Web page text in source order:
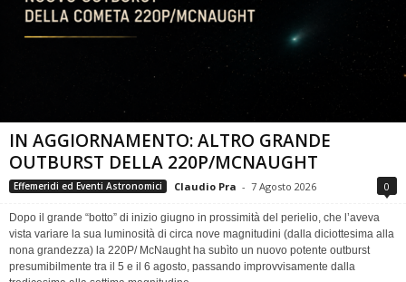
IN AGGIORNAMENTO: ALTRO GRANDE
OUTBURST DELLA 220P/MCNAUGHT
Effemeridi ed Eventi Astronomici Claudio Pra - 7 Agosto 2026 0
Dopo il grande “botto” di inizio giugno in prossimità del perielio, che l’aveva
vista variare la sua luminosità di circa nove magnitudini (dalla diciottesima alla
nona grandezza) la 220P/ McNaught ha subìto un nuovo potente outburst
presumibilmente tra il 5 e il 6 agosto, passando improvvisamente dalla